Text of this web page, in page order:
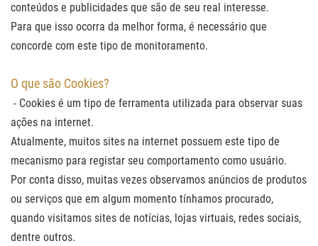
conteúdos e publicidades que são de seu real interesse.
Para que isso ocorra da melhor forma, é necessário que
concorde com este tipo de monitoramento.
O que são Cookies?
- Cookies é um tipo de ferramenta utilizada para observar suas
ações na internet.
Atualmente, muitos sites na internet possuem este tipo de
mecanismo para registar seu comportamento como usuário.
Por conta disso, muitas vezes observamos anúncios de produtos
ou serviços que em algum momento tínhamos procurado,
quando visitamos sites de notícias, lojas virtuais, redes sociais,
dentre outros.